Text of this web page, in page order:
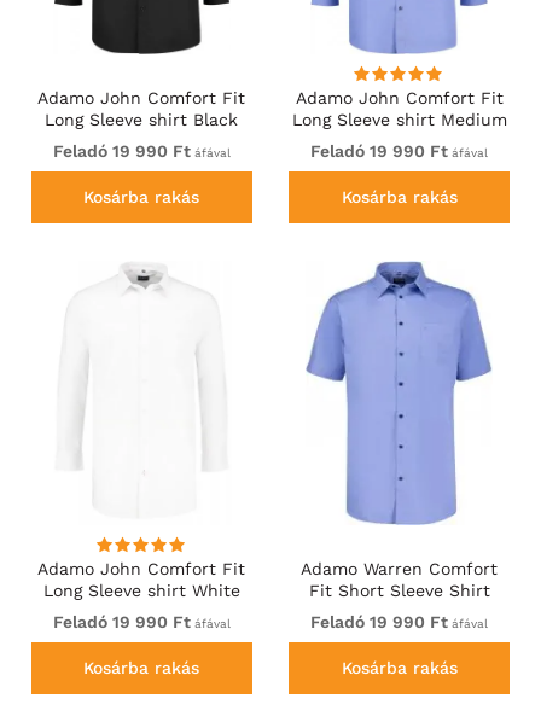
Adamo John Comfort Fit
Long Sleeve shirt Black
Feladó 19 990 Ftáfával
Kosárba rakás
Adamo John Comfort Fit
Long Sleeve shirt Medium
Blue
Feladó 19 990 Ft áfával
Kosárba rakás
Adamo John Comfort Fit
Long Sleeve shirt White
Feladó 19 990 Ftáfával
Kosárba rakás
Adamo Warren Comfort
Fit Short Sleeve Shirt
Medium Blue
Feladó 19 990 Ft áfával
Kosárba rakás